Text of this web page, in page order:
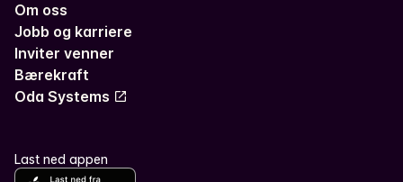
Om oss
Jobb og karriere
Inviter venner
Bærekraft
Oda Systems
Last ned appen